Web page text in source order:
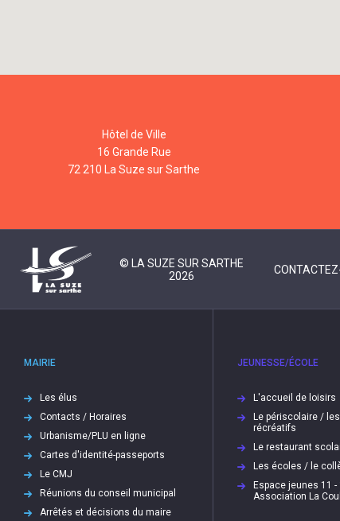
Hôtel de Ville
16 Grande Rue
72 210 La Suze sur Sarthe
© LA SUZE SUR SARTHE
2026
MAIRIE
Les élus
Contacts / Horaires
Urbanisme/PLU en ligne
Cartes d'identité-passeports
Le CMJ
Réunions du conseil municipal
Arrêtés et décisions du maire
JEUNESSE/ÉCOLE
L'accueil de loisirs
Le périscolaire /
récréatifs
Le restaurant
Les écoles / le
Espace jeunes 11 -
Association La